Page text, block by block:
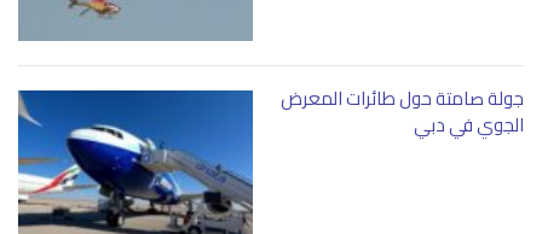
جولة صامتة حول طائرات المعرض
الجوي في دبي